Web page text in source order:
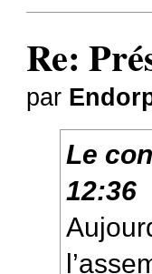
Re:
par
Le
12:36